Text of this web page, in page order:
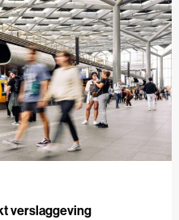
verslaggeving